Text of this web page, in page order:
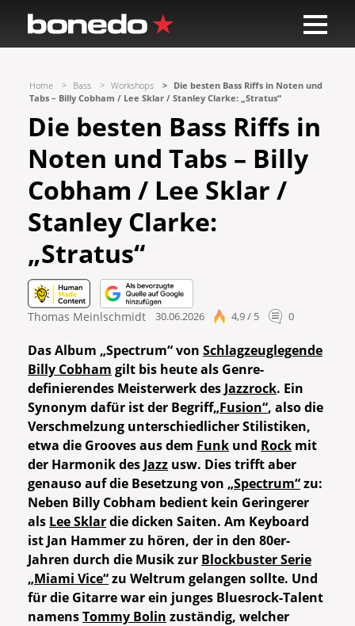
Home Bass Workshops
Die besten Bass Riffs in Noten und
Tabs – Billy Cobham / Lee Sklar / Stanley Clarke: „Stratus“
Die besten Bass Riffs in
Noten und Tabs – Billy
Cobham / Lee Sklar /
Stanley Clarke:
„Stratus“
Thomas Meinlschmidt 30.06.2026 4,9 / 5 0
Das Album „Spectrum“ von Schlagzeuglegende
Billy Cobham gilt bis heute als Genre-
definierendes Meisterwerk des Jazzrock. Ein
Synonym dafür ist der Begriff„Fusion“, also die
Verschmelzung unterschiedlicher Stilistiken,
etwa die Grooves aus dem Funk und Rock mit
der Harmonik des Jazz usw. Dies trifft aber
genauso auf die Besetzung von „Spectrum“zu:
Neben Billy Cobham bedient kein Geringerer
als Lee Sklardie dicken Saiten. Am Keyboard
ist Jan Hammer zu hören, der in den 80er-
Jahren durch die Musik zur Blockbuster Serie
„Miami Vice“zu Weltrum gelangen sollte. Und
für die Gitarre war ein junges Bluesrock-Talent
namensTommy Bolin zuständig, welcher